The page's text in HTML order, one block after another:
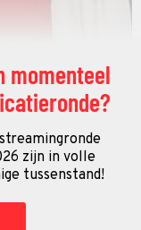
momenteel
zijn in volle
tussenstand!